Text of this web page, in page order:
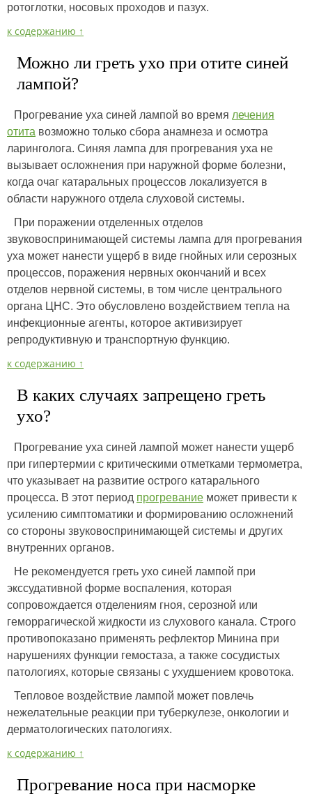
ротоглотки, носовых проходов и пазух.
к содержанию ↑
Можно ли греть ухо при отите синей
лампой?
Прогревание уха синей лампой во время лечения
отита возможно только сбора анамнеза и осмотра
ларинголога. Синяя лампа для прогревания уха не
вызывает осложнения при наружной форме болезни,
когда очаг катаральных процессов локализуется в
области наружного отдела слуховой системы.
При поражении отделенных отделов
звуковоспринимающей системы лампа для прогревания
уха может нанести ущерб в виде гнойных или серозных
процессов, поражения нервных окончаний и всех
отделов нервной системы, в том числе центрального
органа ЦНС. Это обусловлено воздействием тепла на
инфекционные агенты, которое активизирует
репродуктивную и транспортную функцию.
к содержанию ↑
В каких случаях запрещено греть
ухо?
Прогревание уха синей лампой может нанести ущерб
при гипертермии с критическими отметками термометра,
что указывает на развитие острого катарального
процесса. В этот период прогревание может привести к
усилению симптоматики и формированию осложнений
со стороны звуковоспринимающей системы и других
внутренних органов.
Не рекомендуется греть ухо синей лампой при
экссудативной форме воспаления, которая
сопровождается отделениям гноя, серозной или
геморрагической жидкости из слухового канала. Строго
противопоказано применять рефлектор Минина при
нарушениях функции гемостаза, а также сосудистых
патологиях, которые связаны с ухудшением кровотока.
Тепловое воздействие лампой может повлечь
нежелательные реакции при туберкулезе, онкологии и
дерматологических патологиях.
к содержанию ↑
Прогревание носа при насморке